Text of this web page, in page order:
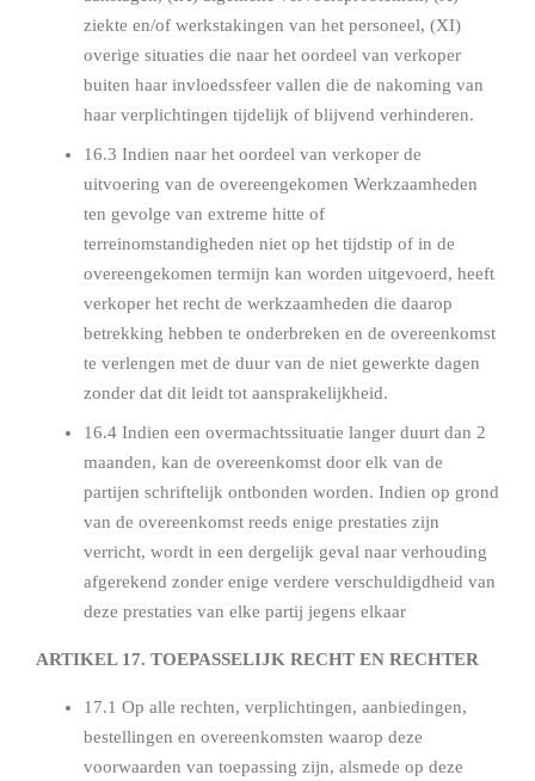
ziekte en/of werkstakingen van het personeel, (XI)
overige situaties die naar het oordeel van verkoper
buiten haar invloedssfeer vallen die de nakoming van
haar verplichtingen tijdelijk of blijvend verhinderen.
16.3 Indien naar het oordeel van verkoper de
uitvoering van de overeengekomen Werkzaamheden
ten gevolge van extreme hitte of
terreinomstandigheden niet op het tijdstip of in de
overeengekomen termijn kan worden uitgevoerd, heeft
verkoper het recht de werkzaamheden die daarop
betrekking hebben te onderbreken en de overeenkomst
te verlengen met de duur van de niet gewerkte dagen
zonder dat dit leidt tot aansprakelijkheid.
16.4 Indien een overmachtssituatie langer duurt dan 2
maanden, kan de overeenkomst door elk van de
partijen schriftelijk ontbonden worden. Indien op grond
van de overeenkomst reeds enige prestaties zijn
verricht, wordt in een dergelijk geval naar verhouding
afgerekend zonder enige verdere verschuldigdheid van
deze prestaties van elke partij jegens elkaar
ARTIKEL 17. TOEPASSELIJK RECHT EN RECHTER
17.1 Op alle rechten, verplichtingen, aanbiedingen,
bestellingen en overeenkomsten waarop deze
voorwaarden van toepassing zijn, alsmede op deze